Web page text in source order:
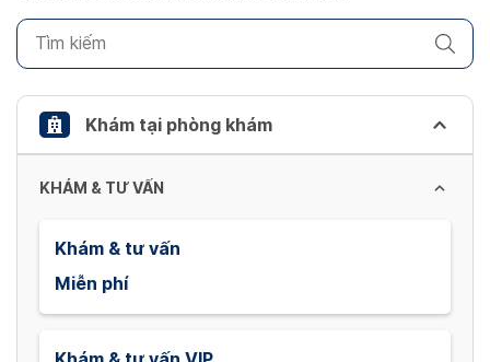
to
keyboard
shortcuts
changing
Khám tại phòng khám
KHÁM & TƯ VẤN
Khám & tư vấn
Miễn phí